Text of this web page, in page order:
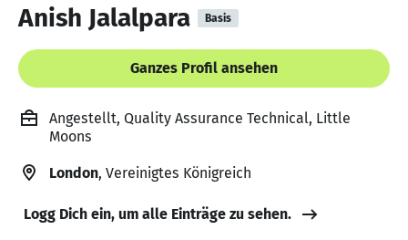
Anish Jalalpara Basis
Ganzes Profil ansehen
Angestellt, Quality Assurance Technical, Little
Moons
London, Vereinigtes Königreich
Logg Dich ein, um alle Einträge zu sehen.